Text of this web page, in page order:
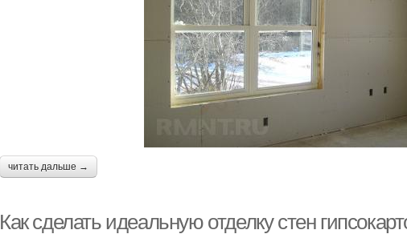
читать дальше →
Как сделать идеальную отделку стен